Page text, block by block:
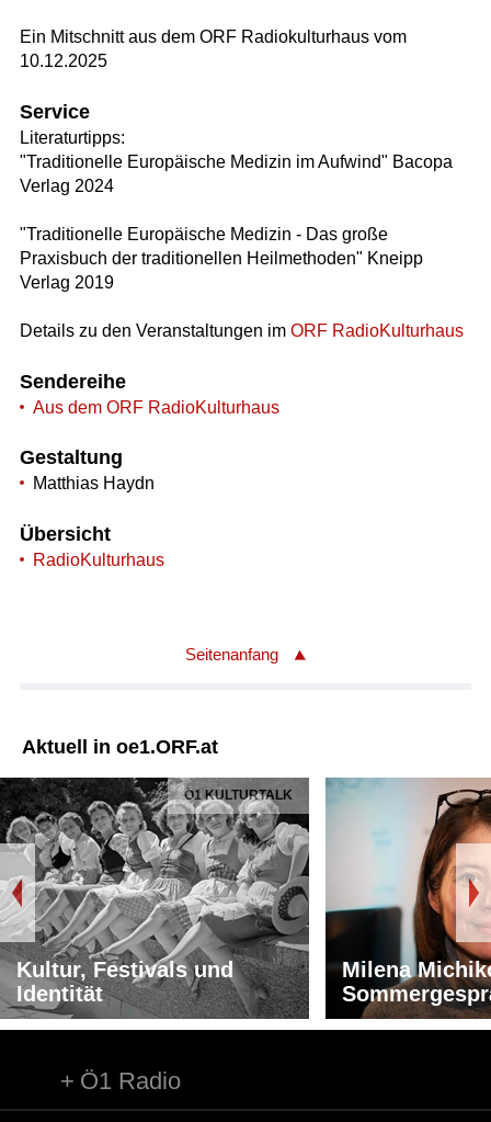
Ein Mitschnitt aus dem ORF Radiokulturhaus vom
10.12.2025
Service
Literaturtipps:
"Traditionelle Europäische Medizin im Aufwind" Bacopa
Verlag 2024
"Traditionelle Europäische Medizin - Das große
Praxisbuch der traditionellen Heilmethoden" Kneipp
Verlag 2019
Details zu den Veranstaltungen im ORF RadioKulturhaus
Sendereihe
Aus dem ORF RadioKulturhaus
Gestaltung
Matthias Haydn
Übersicht
RadioKulturhaus
Seitenanfang
Aktuell in oe1.ORF.at
Ö1 KULTURTALK
Kultur, Festivals und
Identität
Milena
Ö1 Radio